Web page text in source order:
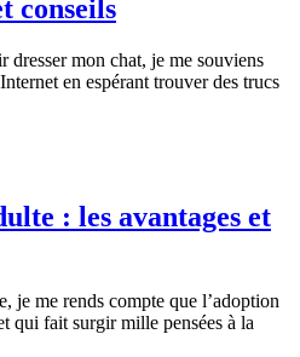
conseils
dresser mon chat, je me souviens
en espérant trouver des trucs
: les avantages et
je me rends compte que l’adoption
qui fait surgir mille pensées à la